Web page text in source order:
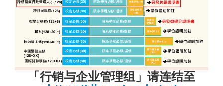
「行销与企业管理组」请连结至